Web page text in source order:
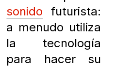
sonido futurista:
a menudo utiliza
la tecnología
para hacer su